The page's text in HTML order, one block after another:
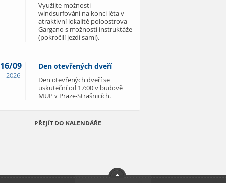
Využijte možnosti
windsurfování na konci léta v
atraktivní lokalitě poloostrova
Gargano s možností instruktáže
(pokročilí jezdí sami).
16/09
2026
Den otevřených dveří
Den otevřených dveří se
uskuteční od 17:00 v budově
MUP v Praze-Strašnicích.
PŘEJÍT DO KALENDÁŘE